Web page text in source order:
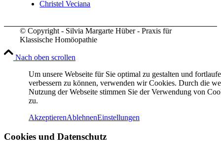
Christel Veciana
© Copyright - Silvia Margarte Hüber - Praxis für
Klassische Homöopathie
Nach oben scrollen
Um unsere Webseite für Sie optimal zu gestalten und
verbessern zu können, verwenden wir Cookies. Durch die
Nutzung der Webseite stimmen Sie der Verwendung von
zu.
AkzeptierenAblehnenEinstellungen
Cookies und Datenschutz